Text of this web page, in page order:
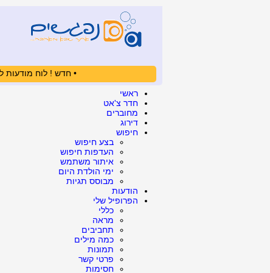
• חדש ! לוח מודעות
ראשי
חדר צ'אט
מחוברים
דירוג
חיפוש
בצע חיפוש
העדפות חיפוש
איתור משתמש
ימי הולדת היום
מבוסס תגיות
הודעות
הפרופיל שלי
כללי
מראה
תחביבים
כמה מילים
תמונות
פרטי קשר
חסימות